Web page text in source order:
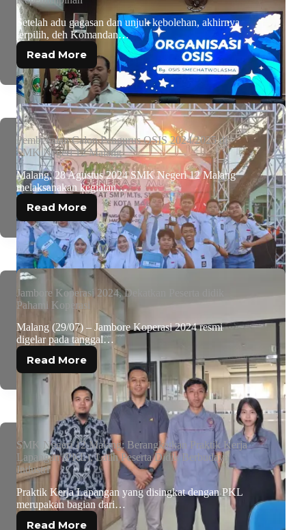
Setelah adu gagasan dan unjuk kebolehan, akhirnya
terpilih, deh Komandan…
Read More
Pembekalan Calon Pengurus OSIS 2024/2025 di
SMK Negeri 12 Malang
Malang, 28 Agustus 2024 SMK Negeri 12 Malang
melaksanakan kegiatan…
Read More
Jambore Koperasi 2024, Dekatkan Peserta didik
Pahami Koperasi
Malang (29/07) – Jambore Koperasi 2024 resmi
digelar pada tanggal…
Read More
SMK Negeri 12 Malang: Berangkatkan Praktik Kerja
Lapangan (PKL), Latih Peserta Didik Berbudaya
Industri
Praktik Kerja Lapangan yang disingkat dengan PKL
merupakan bagian dari…
Read More